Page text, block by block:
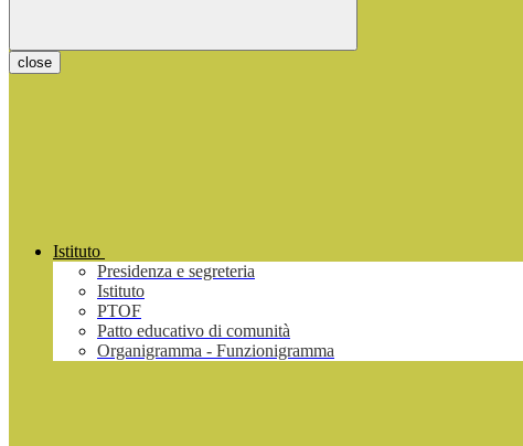
close
Istituto
Presidenza e segreteria
Istituto
PTOF
Patto educativo di comunità
Organigramma - Funzionigramma